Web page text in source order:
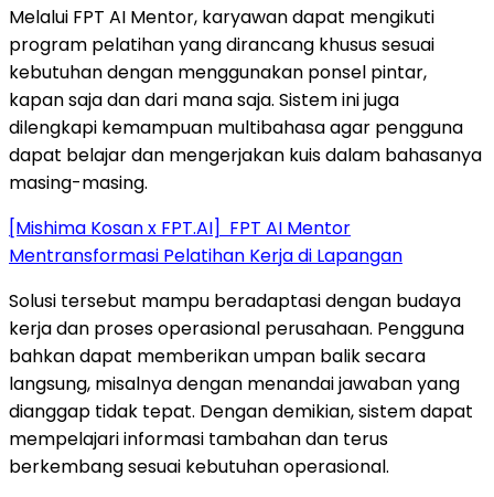
Melalui FPT AI Mentor, karyawan dapat mengikuti
program pelatihan yang dirancang khusus sesuai
kebutuhan dengan menggunakan ponsel pintar,
kapan saja dan dari mana saja. Sistem ini juga
dilengkapi kemampuan multibahasa agar pengguna
dapat belajar dan mengerjakan kuis dalam bahasanya
masing-masing.
[Mishima Kosan x FPT.AI] FPT AI Mentor
Mentransformasi Pelatihan Kerja di Lapangan
Solusi tersebut mampu beradaptasi dengan budaya
kerja dan proses operasional perusahaan. Pengguna
bahkan dapat memberikan umpan balik secara
langsung, misalnya dengan menandai jawaban yang
dianggap tidak tepat. Dengan demikian, sistem dapat
mempelajari informasi tambahan dan terus
berkembang sesuai kebutuhan operasional.